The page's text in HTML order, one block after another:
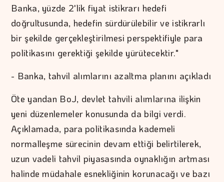
Banka, yüzde 2'lik fiyat istikrarı hedefi
doğrultusunda, hedefin sürdürülebilir ve istikrarlı
bir şekilde gerçekleştirilmesi perspektifiyle para
politikasını gerektiği şekilde yürütecektir."
- Banka, tahvil alımlarını azaltma planını açıkladı
Öte yandan BoJ, devlet tahvili alımlarına ilişkin
yeni düzenlemeler konusunda da bilgi verdi.
Açıklamada, para politikasında kademeli
normalleşme sürecinin devam ettiği belirtilerek,
uzun vadeli tahvil piyasasında oynaklığın artması
halinde müdahale esnekliğinin korunacağı ve bazı